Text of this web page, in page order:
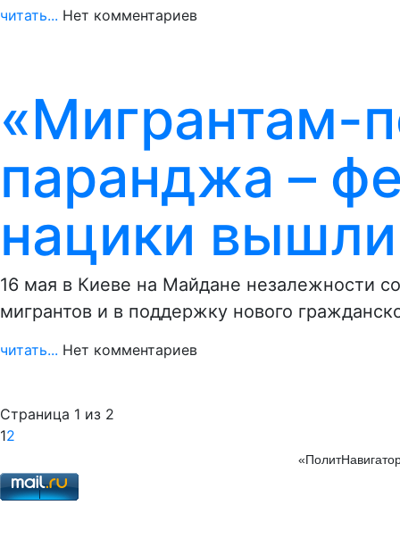
читать... Нет комментариев
«Мигрантам-
паранджа –
нацики
16 мая в Киеве на Майдане незалежности
мигрантов и в поддержку нового
читать... Нет комментариев
Страница 1 из 2
12